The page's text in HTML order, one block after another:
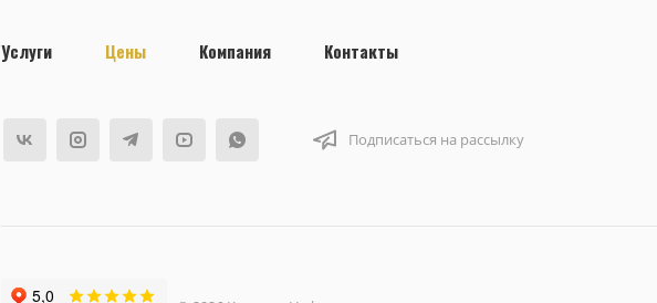
Услуги Цены Компания Контакты
Подписаться на рассылку